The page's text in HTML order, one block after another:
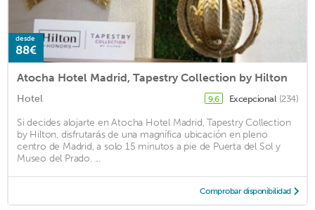
desde
88€
Atocha Hotel Madrid, Tapestry Collection by Hilton
Hotel 9,6 Excepcional (234)
Si decides alojarte en Atocha Hotel Madrid, Tapestry Collection
by Hilton, disfrutarás de una magnífica ubicación en pleno
centro de Madrid, a solo 15 minutos a pie de Puerta del Sol y
Museo del Prado. ...
Comprobar disponibilidad